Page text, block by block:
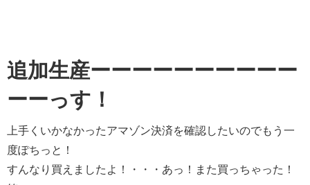
追加生産ーーーーーーーーーー
ーーっす！
上手くいかなかったアマゾン決済を確認したいのでもう一
度ぽちっと！
すんなり買えましたよ！・・・あっ！また買っちゃった！